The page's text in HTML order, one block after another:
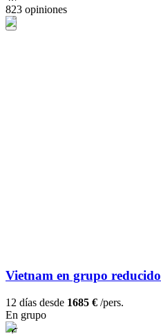
823 opiniones
Vietnam en grupo reducido
12 días desde 1685 € /pers.
En grupo